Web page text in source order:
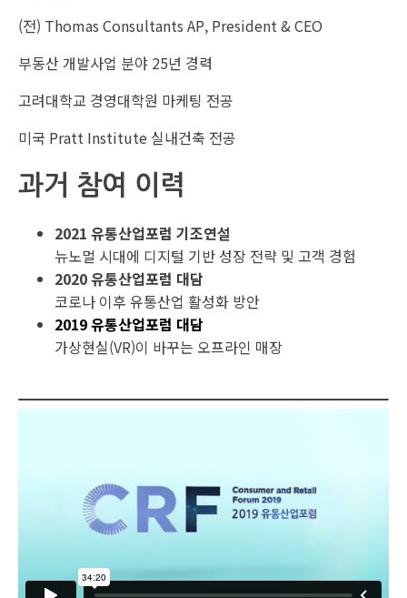
(전) Thomas Consultants AP, President & CEO
부동산 개발사업 분야 25년 경력
고려대학교 경영대학원 마케팅 전공
미국 Pratt Institute 실내건축 전공
과거 참여 이력
2021 유통산업포럼 기조연설
뉴노멀 시대에 디지털 기반 성장 전략 및 고객 경험
2020 유통산업포럼 대담
코로나 이후 유통산업 활성화 방안
2019 유통산업포럼 대담
가상현실(VR)이 바꾸는 오프라인 매장